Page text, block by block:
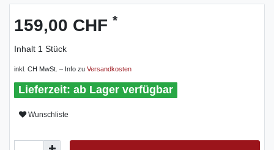
159,00 CHF *
Inhalt 1 Stück
inkl. CH MwSt. – Info zu Versandkosten
ab Lager verfügbar
Wunschliste